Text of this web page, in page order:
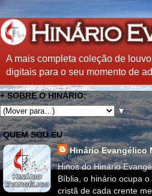
A mais completa coleção de
digitais para o seu momento de
+ SOBRE O HINÁRIO:
▼
QUEM SOU EU
Hinário Evangélico
Hinos do Hinário
Bíblia, o hinário ocupa
cristã de cada crente